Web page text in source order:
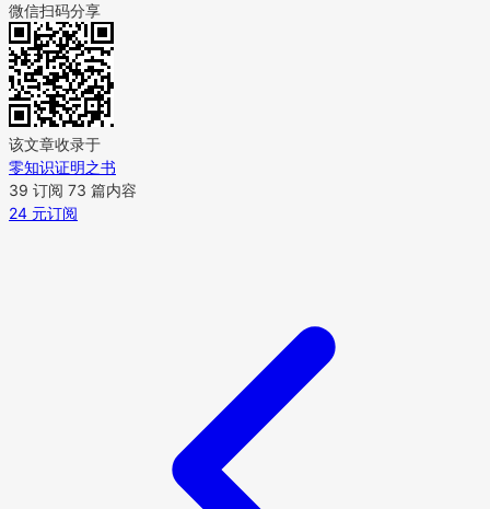
微信扫码分享
该文章收录于
零知识证明之书
39 订阅 73 篇内容
24 元订阅